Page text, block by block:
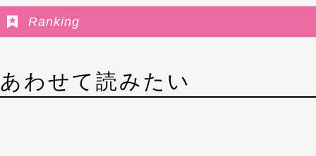
Ranking
あわせて読みたい